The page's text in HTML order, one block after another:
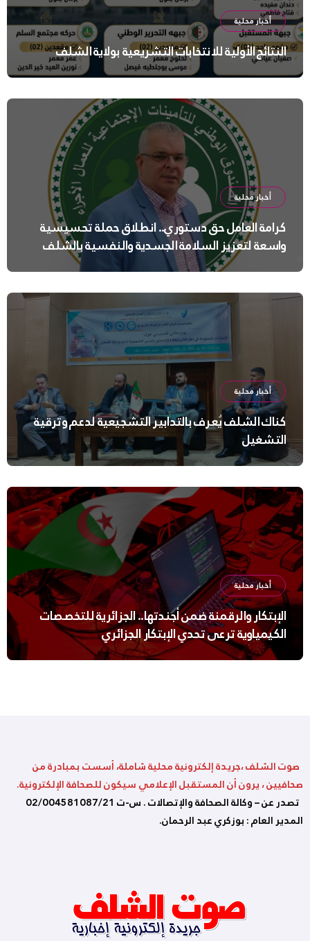
أخبار محلية
النتائج الأولية للانتخابات التشريعية بولاية الشلف
أخبار محلية
كرامة العامل حق دستوري.. انطلاق حملة تحسيسية
واسعة لتعزيز السلامة الجسدية والنفسية بالشلف
أخبار محلية
كناك الشلف يُعرف بالتدابير التشجيعية لدعم وترقية
التشغيل
أخبار محلية
الإبتكار والرقمنة ضمن أجندتها.. الجزائرية للتخصصات
الكيمياوية ترعى تحدي الإبتكار الجزائري
صوت الشلف ،جريدة إلكترونية محلية شاملة، أسست بمبادرة من
صحافيين ، يرون أن المستقبل الإعلامي سيكون للصحافة الإلكترونية.
تصدر عن – وكالة الصحافة والإتصالات . س-ت 02/004581087/21
المدير العام : بوزكري عبد الرحمان.